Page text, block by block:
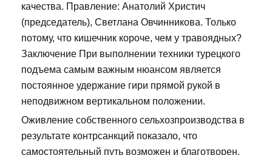
качества. Правление: Анатолий Христич
(председатель), Светлана Овчинникова. Только
потому, что кишечник короче, чем у травоядных?
Заключение При выполнении техники турецкого
подъема самым важным нюансом является
постоянное удержание гири прямой рукой в
неподвижном вертикальном положении.
Оживление собственного сельхозпроизводства в
результате контрсанкций показало, что
самостоятельный путь возможен и благотворен.